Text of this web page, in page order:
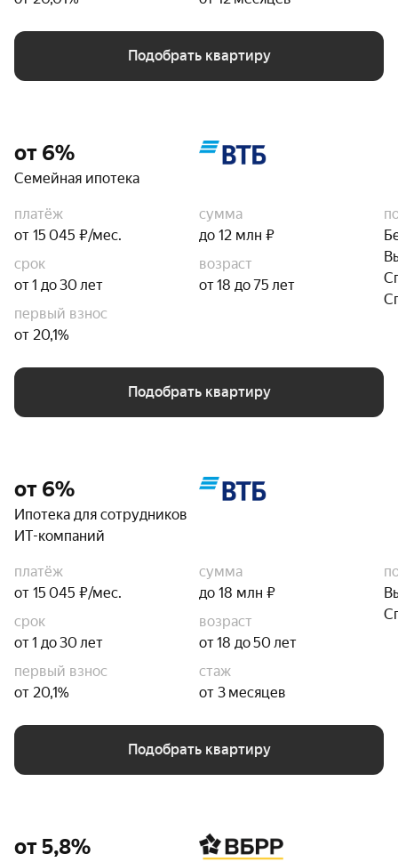
Подобрать квартиру
от 6%
Семейная ипотека
платёж
от 15 045 ₽/мес.
сумма
до 12 млн ₽
срок
от 1 до 30 лет
возраст
от 18 до 75 лет
первый взнос
от 20,1%
Подобрать квартиру
от 6%
Ипотека для сотрудников
ИТ-компаний
платёж
от 15 045 ₽/мес.
сумма
до 18 млн ₽
срок
от 1 до 30 лет
возраст
от 18 до 50 лет
первый взнос
от 20,1%
стаж
от 3 месяцев
Подобрать квартиру
от 5,8%